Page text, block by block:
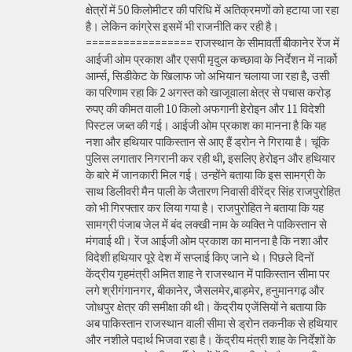
क्षेत्रों में 50 किलोमीटर की परिधि में अतिक्रमणों को हटाया जा रहा
है। लेकिन कांग्रेस इसमें भी राजनीति कर रही है।
================= राजस्थान के सीमावर्ती बीकानेर रेंज में
आईजी ओम प्रकाश और एसपी मृदुल कच्छावा के निर्देशन में नार्को
आर्म्स, सिडीकेट के खिलाफ जो अभियान चलाया जा रहा है, उसी
का परिणाम रहा कि 2 अगस्त को खाजूवाला क्षेत्र से पचास करोड़
रुपए की कीमत वाली 10 किलो अफगानी हेरोइन और 11 विदेशी
पिस्टल जब्त की गई। आईजी ओम प्रकाश का मानना है कि यह
नशा और हथियार पाकिस्तान से आए हैं ड्रोन ने गिराया है। चूंकि
पुलिस लगातार निगरानी कर रही थी, इसलिए हेरोइन और हथियार
के बारे में जानकारी मिल गई। उन्होंने बताया कि इस सामग्री के
साथ डिलीवरी मैन पाली के जैतारण निवासी वीरेंद्र सिंह राजपुरोहित
को भी गिरफ्तार कर लिया गया है। राजपुरोहित ने बताया कि यह
सामग्री पंजाब जेल में बंद लक्खी नाम के व्यक्ति ने पाकिस्तान से
मंगवाई थी। रेंज आईजी ओम प्रकाश का मानना है कि नशा और
विदेशी हथियार पूरे देश में सप्लाई किए जाने थे। पिछले दिनों
केंद्रीय गृहमंत्री अमित शाह ने राजस्थान में पाकिस्तान सीमा पर
लगे श्रीगंगानगर, बीकानेर, जैसलमेर,बाड़मेर, हनुमानगढ़ और
जोधपुर क्षेत्र की समीक्षा की थी। केंद्रीय एजेंसियों ने बताया कि
अब पाकिस्तान राजस्थान वाली सीमा से ड्रोन तकनीक से हथियार
और नशीले पदार्थ भिजवा रहा है। केंद्रीय मंत्री शाह के निर्देशों के